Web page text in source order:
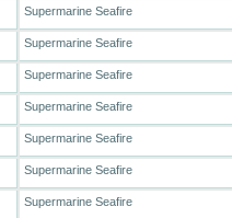
Supermarine Seafire
Supermarine Seafire
Supermarine Seafire
Supermarine Seafire
Supermarine Seafire
Supermarine Seafire
Supermarine Seafire